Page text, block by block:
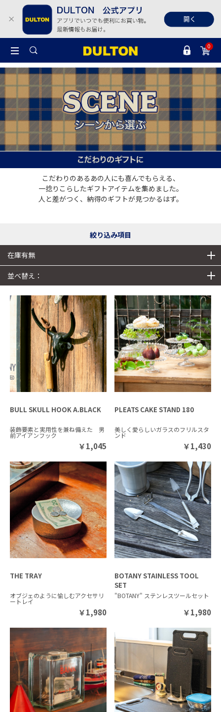
0
こだわりのあるあの人にも喜んでもらえる、
一捻りこらしたギフトアイテムを集めました。
人と差がつく、納得のギフトが見つかるはず。
絞り込み項目
在庫有無
並べ替え：
BULL SKULL HOOK A.BLACK
装飾要素と実用性を兼ね備えた 男
前アイアンフック
￥1,045
PLEATS CAKE STAND 180
美しく愛らしいガラスのフリルスタ
ンド
￥1,430
THE TRAY
オブジェのように愉しむアクセサリ
ートレイ
￥1,980
BOTANY STAINLESS TOOL
SET
"BOTANY" ステンレスツールセット
￥1,980